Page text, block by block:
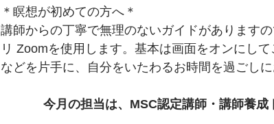
＊ ️瞑想が初めての方へ＊
講師からの丁寧で無理のないガイドがありますの
リ Zoomを使用します。基本は画面をオンにし
などを片手に、自分をいたわるお時間を過ごしに
今月の担当は、MSC認定講師・講師養成